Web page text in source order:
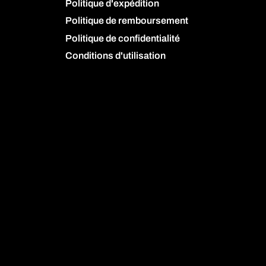
Politique d'expédition
Politique de remboursement
Politique de confidentialité
Conditions d'utilisation